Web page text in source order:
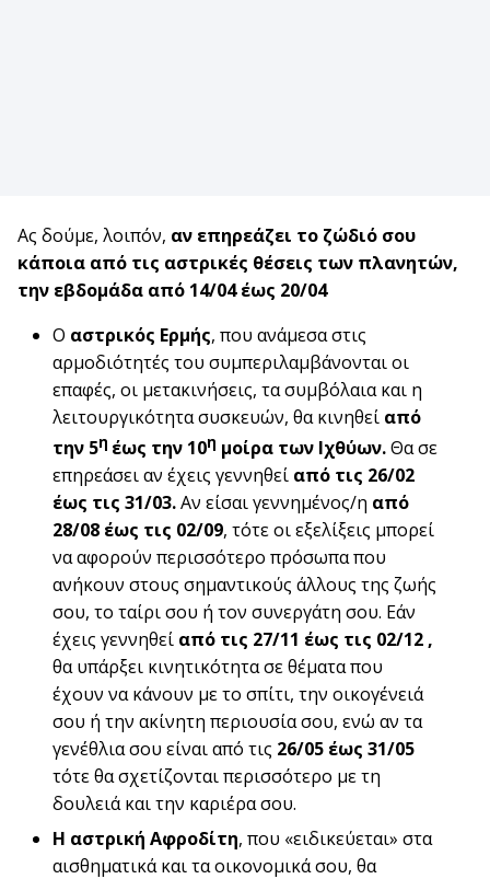
Ας δούμε, λοιπόν, αν επηρεάζει το ζώδιό σου
κάποια από τις αστρικές θέσεις των πλανητών,
την εβδομάδα από 14/04 έως 20/04
O αστρικός Ερμής, που ανάμεσα στις
αρμοδιότητές του συμπεριλαμβάνονται οι
επαφές, οι μετακινήσεις, τα συμβόλαια και η
λειτουργικότητα συσκευών, θα κινηθεί από
την 5η έως την 10η μοίρα των Ιχθύων.Θα σε
επηρεάσει αν έχεις γεννηθεί από τις 26/02
έως τις 31/03.Αν είσαι γεννημένος/η από
28/08 έως τις 02/09, τότε οι εξελίξεις μπορεί
να αφορούν περισσότερο πρόσωπα που
ανήκουν στους σημαντικούς άλλους της ζωής
σου, το ταίρι σου ή τον συνεργάτη σου. Εάν
έχεις γεννηθεί από τις 27/11 έως τις 02/12 ,
θα υπάρξει κινητικότητα σε θέματα που
έχουν να κάνουν με το σπίτι, την οικογένειά
σου ή την ακίνητη περιουσία σου, ενώ αν τα
γενέθλια σου είναι από τις 26/05 έως 31/05
τότε θα σχετίζονται περισσότερο με τη
δουλειά και την καριέρα σου.
Η αστρική Αφροδίτη, που «ειδικεύεται» στα
αισθηματικά και τα οικονομικά σου, θα